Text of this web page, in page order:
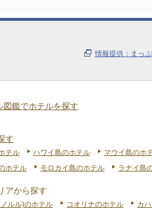
情報提供：まっ
図鑑でホテルを探す
す
テル ハワイ島のホテル
マウイ島のホ
ホテル
モロカイ島のホテル ラナイ島
アから探す
ルル)のホテル コオリナのホテル
カ